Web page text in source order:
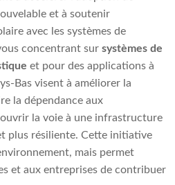
et à soutenir
avec les systèmes de
concentrant sur systèmes de
et pour des applications à
Bas visent à améliorer la
la dépendance aux
la voie à une infrastructure
plus résiliente. Cette initiative
mais permet
et aux entreprises de contribuer